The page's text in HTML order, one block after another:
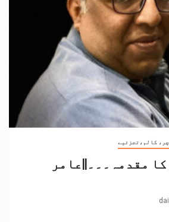
کالم،تجزئیے
مقدمہ۔۔۔||عامر